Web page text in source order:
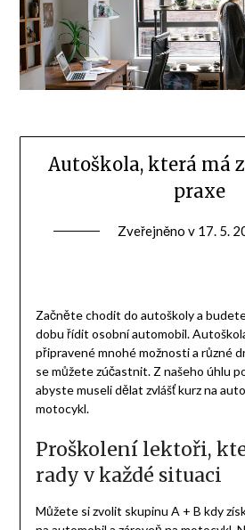
Autoškola, která má
praxe
Zveřejněno v 17. 5.
Začněte chodit do autoškoly a
dobu řídit osobní automobil.
připravené mnohé možnosti a různé
se můžete zúčastnit. Z našeho úhlu
abyste museli dělat zvlášť kurz na
motocykl.
Proškolení lektoři,
rady v každé situaci
Můžete si zvolit skupinu A + B kdy